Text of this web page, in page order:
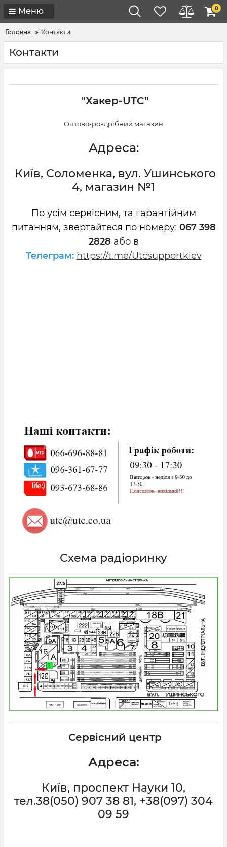
Меню 0
Головна Контакти
Контакти
"Хакер-UTC"
Оптово-роздрібний магазин
Адреса:
Київ, Соломенка, вул. Ушинського
4, магазин №1
По усім сервісним, та гарантійним
питанням, звертайтеся по номеру: 067 398
2828 або в
Телеграм: https://t.me/Utcsupportkiev
Схема радіоринку
Сервісний центр
Адреса:
Київ, проспект Науки 10,
тел.38(050) 907 38 81, +38(097) 304
09 59